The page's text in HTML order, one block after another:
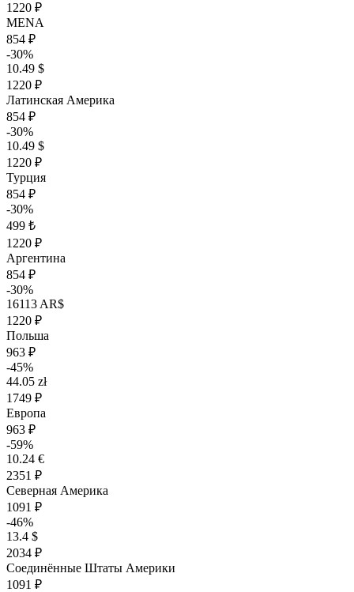
1220 ₽
MENA
854 ₽
-30%
10.49 $
1220 ₽
Латинская Америка
854 ₽
-30%
10.49 $
1220 ₽
Турция
854 ₽
-30%
499 ₺
1220 ₽
Аргентина
854 ₽
-30%
16113 AR$
1220 ₽
Польша
963 ₽
-45%
44.05 zł
1749 ₽
Европа
963 ₽
-59%
10.24 €
2351 ₽
Северная Америка
1091 ₽
-46%
13.4 $
2034 ₽
Соединённые Штаты Америки
1091 ₽